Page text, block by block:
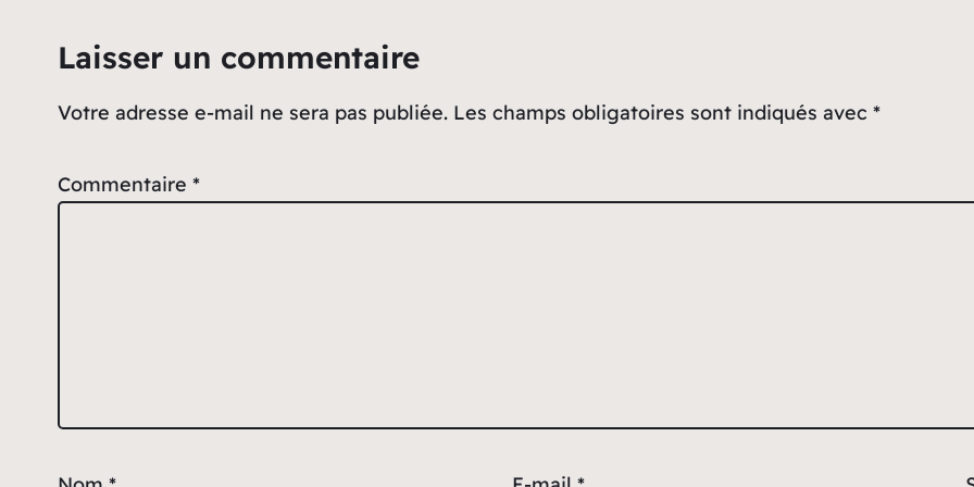
Laisser un commentaire
Votre adresse e-mail ne sera pas publiée. Les champs obligatoires sont indiqués avec *
Commentaire *